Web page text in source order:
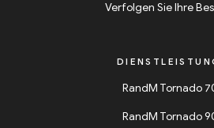
Verfolgen Sie Ihre
RandM Tornado
RandM Tornado